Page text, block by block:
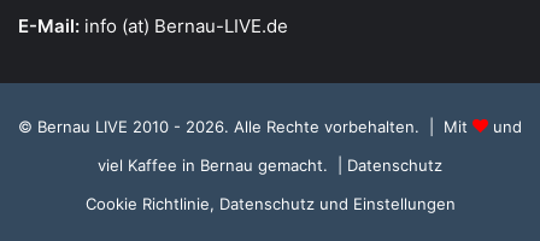
E-Mail: info (at) Bernau-LIVE.de
© Bernau LIVE 2010 - 2026. Alle Rechte vorbehalten. | Mit
und
viel Kaffee in Bernau gemacht.
| Datenschutz
Cookie Richtlinie, Datenschutz und Einstellungen